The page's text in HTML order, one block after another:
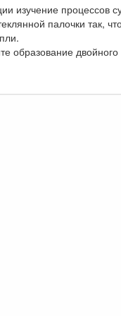
изучение процессов
палочки так,
образование двойного